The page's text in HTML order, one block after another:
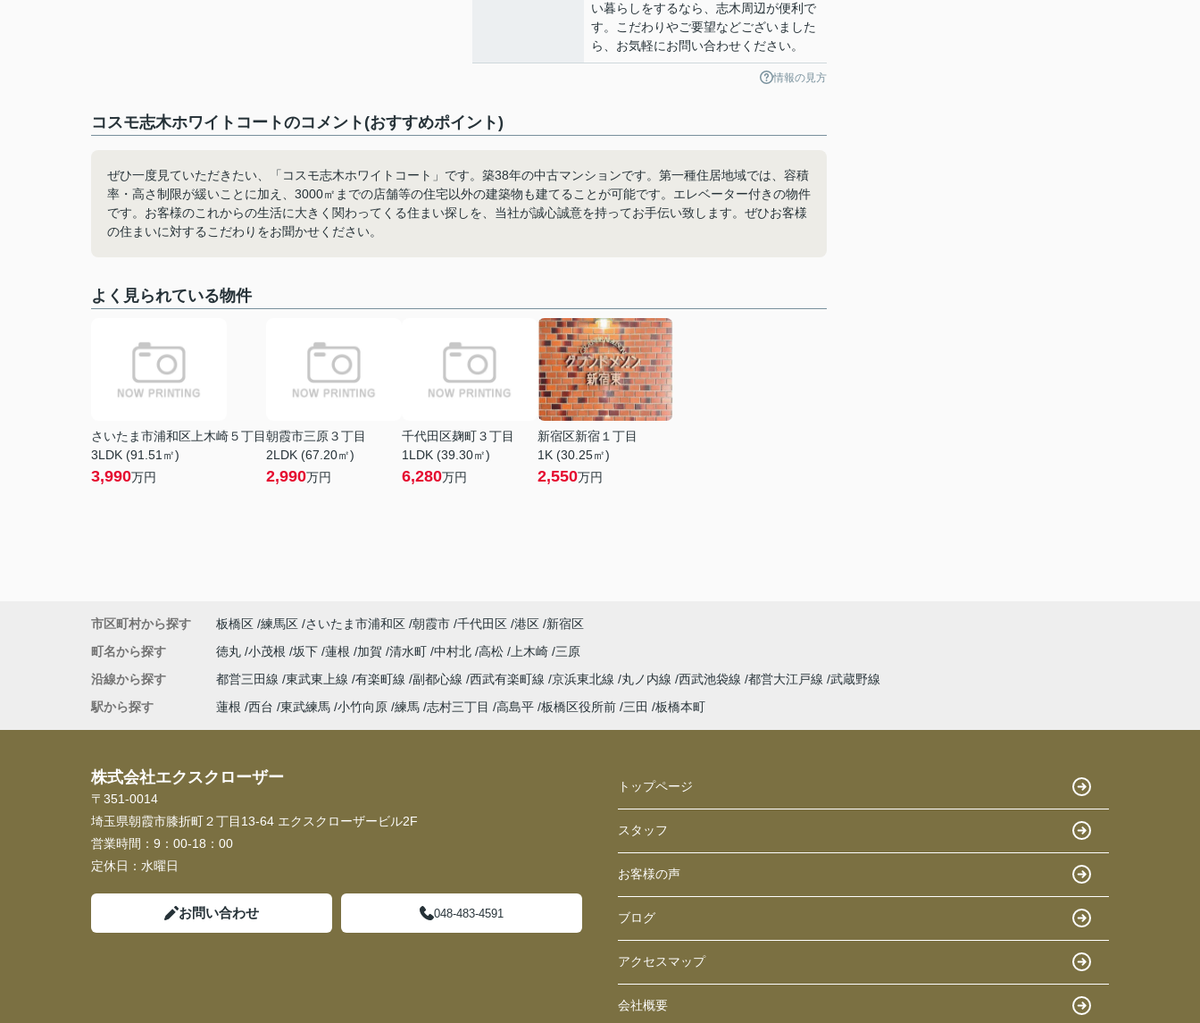
い暮らしをするなら、志木周辺が便利で
す。こだわりやご要望などございました
ら、お気軽にお問い合わせください。
情報の見方
コスモ志木ホワイトコートのコメント(おすすめポイント)
ぜひ一度見ていただきたい、「コスモ志木ホワイトコート」です。築38年の中古マンションです。第一種住居地域では、容積
率・高さ制限が緩いことに加え、3000㎡までの店舗等の住宅以外の建築物も建てることが可能です。エレベーター付きの物件
です。お客様のこれからの生活に大きく関わってくる住まい探しを、当社が誠心誠意を持ってお手伝い致します。ぜひお客様
の住まいに対するこだわりをお聞かせください。
よく見られている物件
さいたま市浦和区上木崎５丁目
3LDK (91.51㎡)
3,990万円
朝霞市三原３丁目
2LDK (67.20㎡)
2,990万円
千代田区麹町３丁目
1LDK (39.30㎡)
6,280万円
新宿区新宿１丁目
1K (30.25㎡)
2,550万円
市区町村から探す 板橋区 練馬区 さいたま市浦和区 朝霞市 千代田区 港区 新宿区
町名から探す
徳丸 小茂根 坂下 蓮根 加賀 清水町 中村北 高松 上木崎 三原
沿線から探す
都営三田線 東武東上線 有楽町線 副都心線 西武有楽町線 京浜東北線 丸ノ内線 西武池袋線 都営大江戸線 武蔵野線
駅から探す
蓮根 西台 東武練馬 小竹向原 練馬 志村三丁目 高島平 板橋区役所前 三田 板橋本町
株式会社エクスクローザー
〒351-0014
埼玉県朝霞市膝折町２丁目13-64 エクスクローザービル2F
営業時間： 9：00-18：00
定休日： 水曜日
お問い合わせ 048-483-4591
トップページ
スタッフ
お客様の声
ブログ
アクセスマップ
会社概要